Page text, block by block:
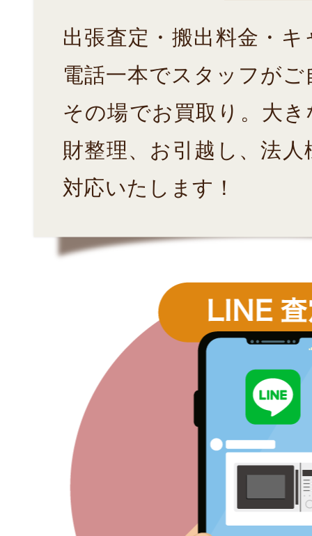
出張査定・搬出料金・
電話一本でスタッフが
その場でお買取り。大
財整理、お引越し、法
対応いたします！